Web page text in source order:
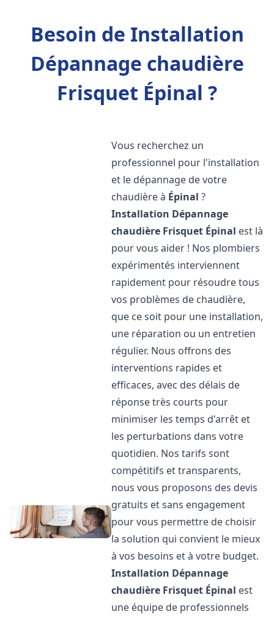
Besoin de Installation
Dépannage chaudière
Frisquet Épinal ?
Vous recherchez un
professionnel pour l'installation
et le dépannage de votre
chaudière à Épinal ?
Installation Dépannage
chaudière Frisquet Épinal est là
pour vous aider ! Nos plombiers
expérimentés interviennent
rapidement pour résoudre tous
vos problèmes de chaudière,
que ce soit pour une installation,
une réparation ou un entretien
régulier. Nous offrons des
interventions rapides et
efficaces, avec des délais de
réponse très courts pour
minimiser les temps d'arrêt et
les perturbations dans votre
quotidien. Nos tarifs sont
compétitifs et transparents,
nous vous proposons des devis
gratuits et sans engagement
pour vous permettre de choisir
la solution qui convient le mieux
à vos besoins et à votre budget.
Installation Dépannage
chaudière Frisquet Épinal est
une équipe de professionnels